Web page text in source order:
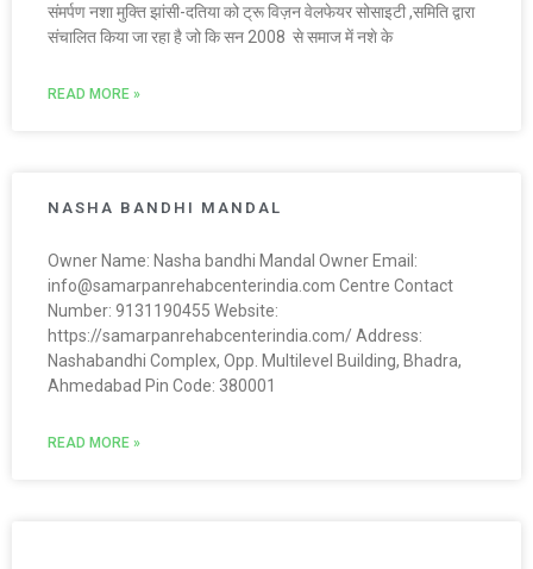
संमर्पण नशा मुक्ति झांसी-दतिया को ट्रू विज़न वेलफेयर सोसाइटी ,समिति द्वारा
संचालित किया जा रहा है जो कि सन 2008 से समाज में नशे के
READ MORE »
NASHA BANDHI MANDAL
Owner Name: Nasha bandhi Mandal Owner Email:
info@samarpanrehabcenterindia.com Centre Contact
Number: 9131190455 Website:
https://samarpanrehabcenterindia.com/ Address:
Nashabandhi Complex, Opp. Multilevel Building, Bhadra,
Ahmedabad Pin Code: 380001
READ MORE »